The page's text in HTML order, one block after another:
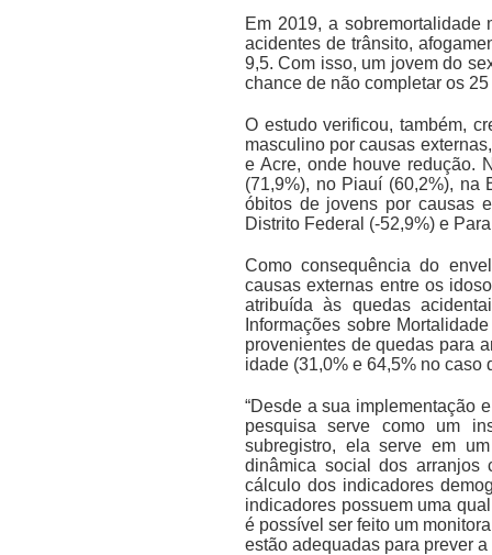
Em 2019, a
acidentes de trânsito,
9,5. Com isso, um jovem do
chance de não completar os
O estudo verificou, também,
masculino por causas
e Acre, onde houve redução.
(71,9%), no Piauí (60,2%), na
óbitos de jovens por causas
Distrito Federal (-52,9%) e
Como consequência do
causas externas entre os
atribuída às quedas
Informações sobre
provenientes de quedas para
idade (31,0% e 64,5% no caso
“Desde a sua implementação
pesquisa serve como um
subregistro, ela serve em
dinâmica social dos arranjos
cálculo dos indicadores
indicadores possuem uma
é possível ser feito um
estão adequadas para prever